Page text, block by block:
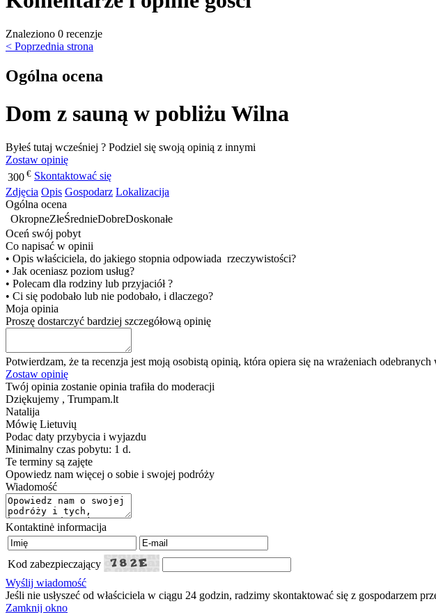
Znaleziono 0 recenzje
< Poprzednia strona
Ogólna ocena
Dom z sauną w pobliżu Wilna
Byłeś tutaj wcześniej ? Podziel się swoją opinią z innymi
Zostaw opinię
300 € Skontaktować się
Zdjęcia Opis Gospodarz Lokalizacija
Ogólna ocena
OkropneZłeŚrednieDobreDoskonałe
Oceń swój pobyt
Co napisać w opinii
• Opis właściciela, do jakiego stopnia odpowiada rzeczywistości?
• Jak oceniasz poziom usług?
• Polecam dla rodziny lub przyjaciół ?
• Ci się podobało lub nie podobało, i dlaczego?
Moja opinia
Proszę dostarczyć bardziej szczegółową opinię
Potwierdzam, że ta recenzja jest moją osobistą opinią, która opiera się na wrażeniach
Zostaw opinię
Twój opinia zostanie opinia trafiła do moderacji
Dziękujemy , Trumpam.lt
Natalija
Mówię Lietuvių
Podac daty przybycia i wyjazdu
Minimalny czas pobytu: 1 d.
Te terminy są zajęte
Opowiedz nam więcej o sobie i swojej podróży
Wiadomość
Kontaktinė informacija
Kod zabezpieczający
Wyślij wiadomość
Jeśli nie usłyszeć od właściciela w ciągu 24 godzin, radzimy skontaktować się z gospodarzem
Zamknij okno